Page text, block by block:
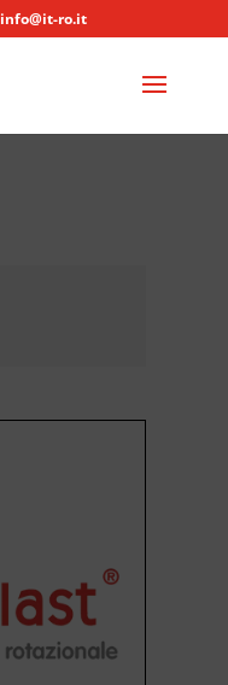
info@it-ro.it